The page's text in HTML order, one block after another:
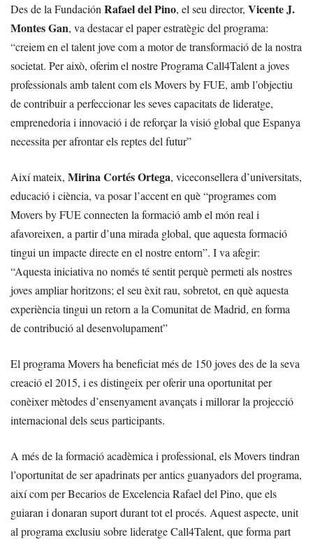
Des de la FundaciónRafael del Pino, el seu director, Vicente J.
Montes Gan, va destacar el paper estratègic del programa:
“creiem en el talent jove com a motor de transformació de la nostra
societat. Per això, oferim el nostre Programa Call4Talent a joves
professionals amb talent com els Movers by FUE, amb l’objectiu
de contribuir a perfeccionar les seves capacitats de lideratge,
emprenedoria i innovació i de reforçar la visió global que Espanya
necessita per afrontar els reptes del futur”
Així mateix, Mirina Cortés Ortega, viceconsellera d’universitats,
educació i ciència, va posar l’accent en què “programes com
Movers by FUE connecten la formació amb el món real i
afavoreixen, a partir d’una mirada global, que aquesta formació
tingui un impacte directe en el nostre entorn”. I va afegir:
“Aquesta iniciativa no només té sentit perquè permeti als nostres
joves ampliar horitzons; el seu èxit rau, sobretot, en què aquesta
experiència tingui un retorn a la Comunitat de Madrid, en forma
de contribució al desenvolupament”
El programa Movers ha beneficiat més de 150 joves des de la seva
creació el 2015, i es distingeix per oferir una oportunitat per
conèixer mètodes d’ensenyament avançats i millorar la projecció
internacional dels seus participants.
A més de la formació acadèmica i professional, els Movers tindran
l’oportunitat de ser apadrinats per antics guanyadors del programa,
així com per Becarios de Excelencia Rafael del Pino, que els
guiaran i donaran suport durant tot el procés. Aquest aspecte, unit
al programa exclusiu sobre lideratge Call4Talent, que forma part